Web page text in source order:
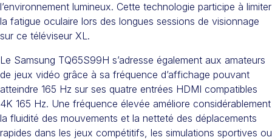
l’environnement lumineux. Cette technologie participe à limiter
la fatigue oculaire lors des longues sessions de visionnage
sur ce téléviseur XL.
Le Samsung TQ65S99H s’adresse également aux amateurs
de jeux vidéo grâce à sa fréquence d’affichage pouvant
atteindre 165 Hz sur ses quatre entrées HDMI compatibles
4K 165 Hz. Une fréquence élevée améliore considérablement
la fluidité des mouvements et la netteté des déplacements
rapides dans les jeux compétitifs, les simulations sportives ou